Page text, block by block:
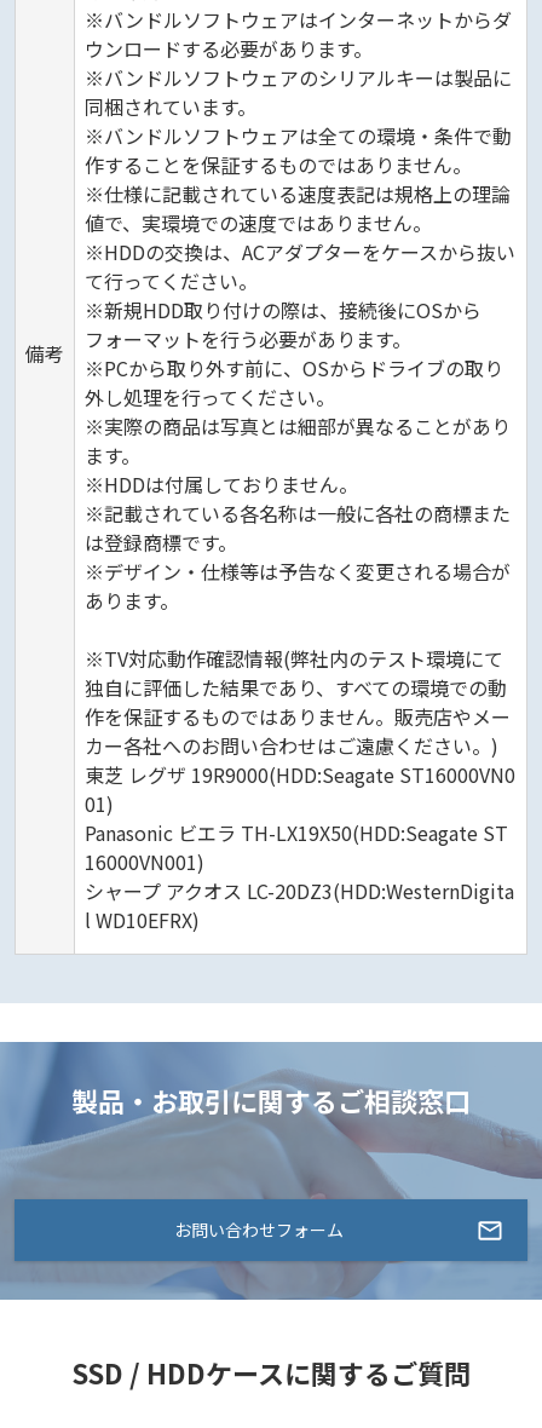
備考
※バンドルソフトウェアはインターネットからダ
ウンロードする必要があります。
※バンドルソフトウェアのシリアルキーは製品に
同梱されています。
※バンドルソフトウェアは全ての環境・条件で動
作することを保証するものではありません。
※仕様に記載されている速度表記は規格上の理論
値で、実環境での速度ではありません。
※HDDの交換は、ACアダプターをケースから抜い
て行ってください。
※新規HDD取り付けの際は、接続後にOSから
フォーマットを行う必要があります。
※PCから取り外す前に、OSからドライブの取り
外し処理を行ってください。
※実際の商品は写真とは細部が異なることがあり
ます。
※HDDは付属しておりません。
※記載されている各名称は一般に各社の商標また
は登録商標です。
※デザイン・仕様等は予告なく変更される場合が
あります。
※TV対応動作確認情報(弊社内のテスト環境にて
独自に評価した結果であり、すべての環境での動
作を保証するものではありません。販売店やメー
カー各社へのお問い合わせはご遠慮ください。)
東芝 レグザ 19R9000(HDD:Seagate ST16000VN0
01)
Panasonic ビエラ TH-LX19X50(HDD:Seagate ST
16000VN001)
シャープ アクオス LC-20DZ3(HDD:WesternDigita
l WD10EFRX)
製品・お取引に関するご相談窓口
お問い合わせフォーム
SSD / HDDケースに関するご質問